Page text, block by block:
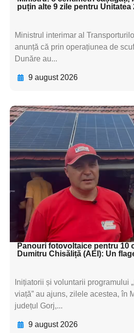
puțin alte 9 zile pentru Unitatea
Ministrul interimar al
anunță că prin operațiunea de
Dunăre au...
9 august 2026
Adaugă aici
textul pentru
textul pentru
textul pentru
Panouri fotovoltaice pentru 10
Dumitru Chisăliță (AEI): Un
Inițiatorii și voluntarii programului
viață” au ajuns, zilele acestea, în
județul Gorj,...
9 august 2026